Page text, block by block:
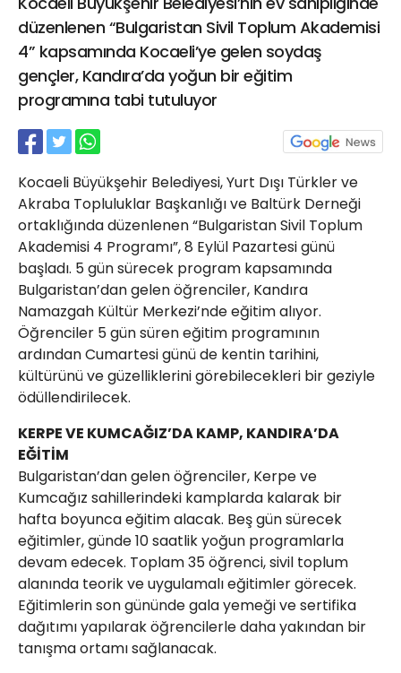
düzenlenen “Bulgaristan Sivil Toplum Akademisi
4” kapsamında Kocaeli’ye gelen soydaş
gençler, Kandıra’da yoğun bir eğitim
programına tabi tutuluyor
Kocaeli Büyükşehir Belediyesi, Yurt Dışı Türkler ve
Akraba Topluluklar Başkanlığı ve Baltürk Derneği
ortaklığında düzenlenen “Bulgaristan Sivil Toplum
Akademisi 4 Programı”, 8 Eylül Pazartesi günü
başladı. 5 gün sürecek program kapsamında
Bulgaristan’dan gelen öğrenciler, Kandıra
Namazgah Kültür Merkezi’nde eğitim alıyor.
Öğrenciler 5 gün süren eğitim programının
ardından Cumartesi günü de kentin tarihini,
kültürünü ve güzelliklerini görebilecekleri bir geziyle
ödüllendirilecek.
KERPE VE KUMCAĞIZ’DA KAMP, KANDIRA’DA
EĞİTİM
Bulgaristan’dan gelen öğrenciler, Kerpe ve
Kumcağız sahillerindeki kamplarda kalarak bir
hafta boyunca eğitim alacak. Beş gün sürecek
eğitimler, günde 10 saatlik yoğun programlarla
devam edecek. Toplam 35 öğrenci, sivil toplum
alanında teorik ve uygulamalı eğitimler görecek.
Eğitimlerin son gününde gala yemeği ve sertifika
dağıtımı yapılarak öğrencilerle daha yakından bir
tanışma ortamı sağlanacak.
21 Gölcük
02624132333
haber@golcukpostasi.com